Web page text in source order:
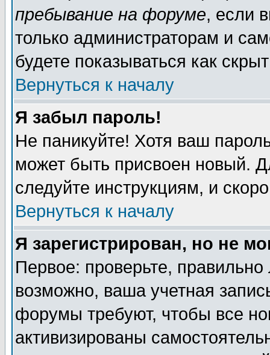
пребывание на форуме, если
только администраторам и
будете показываться как
Вернуться к началу
Я забыл пароль!
Не паникуйте! Хотя ваш
может быть присвоен новый.
следуйте инструкциям, и
Вернуться к началу
Я зарегистрирован, но не
Первое: проверьте,
возможно, ваша учетная
форумы требуют, чтобы все
активизированы